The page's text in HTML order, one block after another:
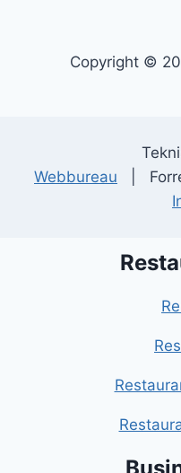
Copyright ©
Webbureau |